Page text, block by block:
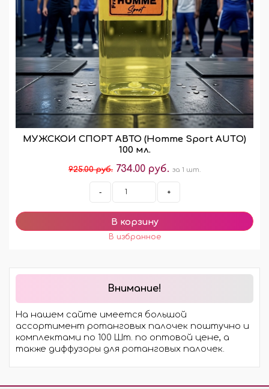
МУЖСКОЙ СПОРТ АВТО (Homme Sport AUTО)
100 мл.
925.00 руб. 734.00 руб. за 1 шт.
- +
Внимание!
На нашем сайте имеется большой
ассортимент ротанговых палочек поштучно и
комплектами по 100 Шт. по оптовой цене, а
также диффузоры для ротанговых палочек.